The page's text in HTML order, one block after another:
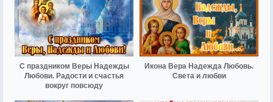
С праздником Веры Надежды
Любови. Радости и счастья
вокруг повсюду
Икона Вера Надежда Любовь.
Света и любви